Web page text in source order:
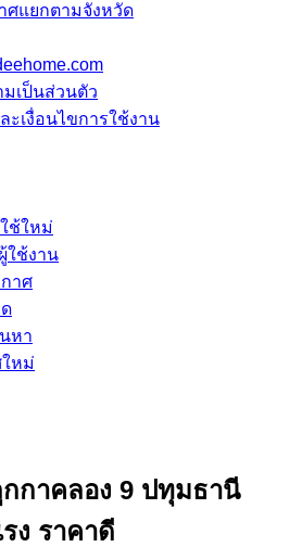
ศแยกตามจังหวัด
เป็นส่วนตัว
เงื่อนไขการใช้งาน
ช้ใหม่
ใช้งาน
าศ
หา
หม่
กกาคลอง 9 ปทุมธานี
ง ราคาดี